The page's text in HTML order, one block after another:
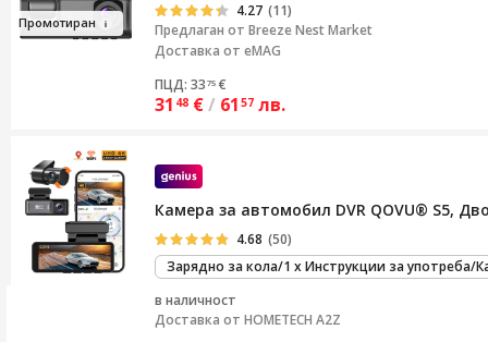
Промотиран
4.27 (11)
Предлаган от Breeze Nest Market
Доставка от eMAG
ПЦД: 33 75 €
31 48 €/ 61 57 лв.
Камера за автомобил DVR QOVU® S5,
4.68 (50)
Зарядно за кола/1 x Инструкции за употреба/
в наличност
Доставка от HOMETECH A2Z